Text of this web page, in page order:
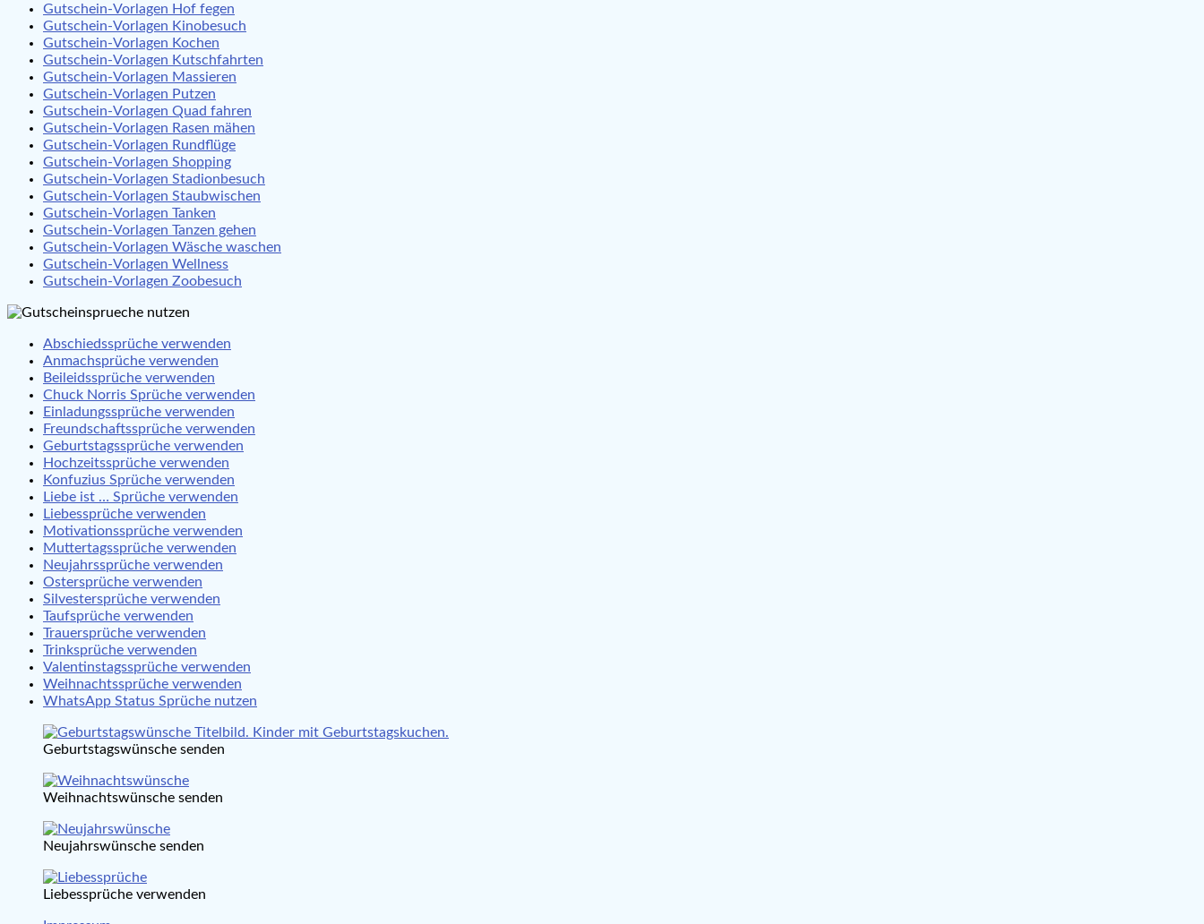
Gutschein-Vorlagen Hof fegen
Gutschein-Vorlagen Kinobesuch
Gutschein-Vorlagen Kochen
Gutschein-Vorlagen Kutschfahrten
Gutschein-Vorlagen Massieren
Gutschein-Vorlagen Putzen
Gutschein-Vorlagen Quad fahren
Gutschein-Vorlagen Rasen mähen
Gutschein-Vorlagen Rundflüge
Gutschein-Vorlagen Shopping
Gutschein-Vorlagen Stadionbesuch
Gutschein-Vorlagen Staubwischen
Gutschein-Vorlagen Tanken
Gutschein-Vorlagen Tanzen gehen
Gutschein-Vorlagen Wäsche waschen
Gutschein-Vorlagen Wellness
Gutschein-Vorlagen Zoobesuch
Abschiedssprüche verwenden
Anmachsprüche verwenden
Beileidssprüche verwenden
Chuck Norris Sprüche verwenden
Einladungssprüche verwenden
Freundschaftssprüche verwenden
Geburtstagssprüche verwenden
Hochzeitssprüche verwenden
Konfuzius Sprüche verwenden
Liebe ist … Sprüche verwenden
Liebessprüche verwenden
Motivationssprüche verwenden
Muttertagssprüche verwenden
Neujahrssprüche verwenden
Ostersprüche verwenden
Silvestersprüche verwenden
Taufsprüche verwenden
Trauersprüche verwenden
Trinksprüche verwenden
Valentinstagssprüche verwenden
Weihnachtssprüche verwenden
WhatsApp Status Sprüche nutzen
Geburtstagswünsche senden
Weihnachtswünsche senden
Neujahrswünsche senden
Liebessprüche verwenden